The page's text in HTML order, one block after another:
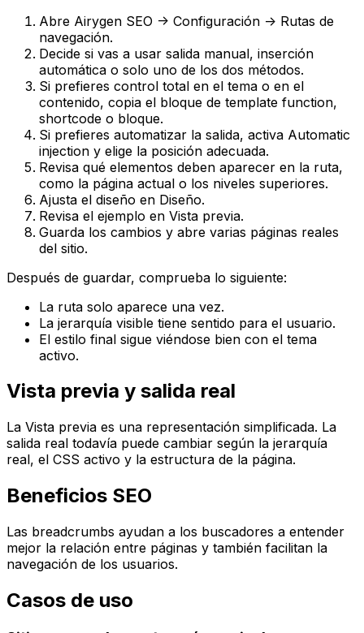
Abre Airygen SEO -> Configuración -> Rutas de
navegación.
Decide si vas a usar salida manual, inserción
automática o solo uno de los dos métodos.
Si prefieres control total en el tema o en el
contenido, copia el bloque de template function,
shortcode o bloque.
Si prefieres automatizar la salida, activa Automatic
injection y elige la posición adecuada.
Revisa qué elementos deben aparecer en la ruta,
como la página actual o los niveles superiores.
Ajusta el diseño en Diseño.
Revisa el ejemplo en Vista previa.
Guarda los cambios y abre varias páginas reales
del sitio.
Después de guardar, comprueba lo siguiente:
La ruta solo aparece una vez.
La jerarquía visible tiene sentido para el usuario.
El estilo final sigue viéndose bien con el tema
activo.
Vista previa y salida real
La Vista previa es una representación simplificada. La
salida real todavía puede cambiar según la jerarquía
real, el CSS activo y la estructura de la página.
Beneficios SEO
Las breadcrumbs ayudan a los buscadores a entender
mejor la relación entre páginas y también facilitan la
navegación de los usuarios.
Casos de uso